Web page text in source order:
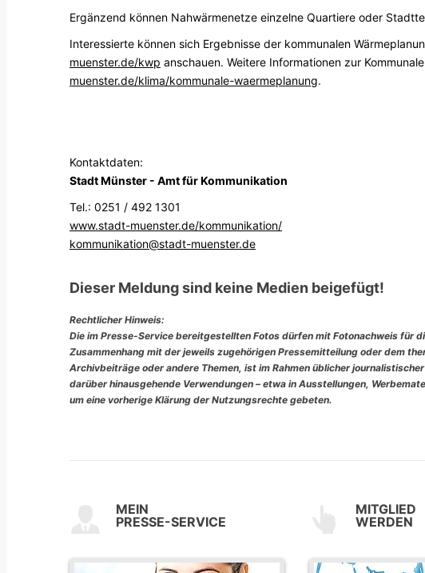
Ergänzend können Nahwärmenetze einzelne Quartiere oder
Interessierte können sich Ergebnisse der kommunalen
muenster.de/kwp anschauen. Weitere Informationen zur
muenster.de/klima/kommunale-waermeplanung.
Kontaktdaten:
Stadt Münster - Amt für Kommunikation
Tel.: 0251 / 492 1301
www.stadt-muenster.de/kommunikation/
kommunikation@stadt-muenster.de
Dieser Meldung sind keine Medien beigefügt!
Rechtlicher Hinweis:
Die im Presse-Service bereitgestellten Fotos dürfen mit Fotonachweis für
Zusammenhang mit der jeweils zugehörigen Pressemitteilung oder dem
Archivbeiträge oder andere Themen, ist im Rahmen üblicher
darüber hinausgehende Verwendungen – etwa in Ausstellungen,
um eine vorherige Klärung der Nutzungsrechte gebeten.
MEIN
PRESSE-SERVICE
MITGLIED
WERDEN